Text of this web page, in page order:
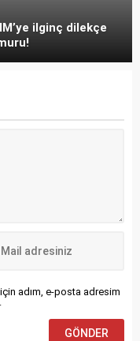
ilginç dilekçe
adım, e-posta adresim